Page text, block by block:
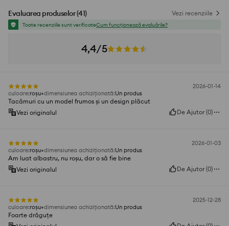
Evaluarea produselor(41) Vezi recenziile
Toate recenziile sunt verificateCum funcționează evaluările?
4,4/5
2026-01-14
culoare:roșu dimensiunea achiziționată:Un produs
Tacâmuri cu un model frumos și un design plăcut
Vezi originalul
De Ajutor (0)
2026-01-03
culoare:roșu dimensiunea achiziționată:Un produs
Am luat albastru, nu roșu, dar o să fie bine
Vezi originalul
De Ajutor (0)
2025-12-28
culoare:roșu dimensiunea achiziționată:Un produs
Foarte drăguțe